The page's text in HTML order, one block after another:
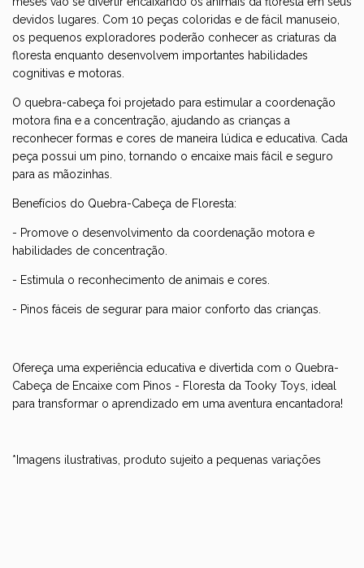
devidos lugares. Com 10 peças coloridas e de fácil manuseio,
os pequenos exploradores poderão conhecer as criaturas da
floresta enquanto desenvolvem importantes habilidades
cognitivas e motoras.
O quebra-cabeça foi projetado para estimular a coordenação
motora fina e a concentração, ajudando as crianças a
reconhecer formas e cores de maneira lúdica e educativa. Cada
peça possui um pino, tornando o encaixe mais fácil e seguro
para as mãozinhas.
Benefícios do Quebra-Cabeça de Floresta:
- Promove o desenvolvimento da coordenação motora e
habilidades de concentração.
- Estimula o reconhecimento de animais e cores.
- Pinos fáceis de segurar para maior conforto das crianças.
Ofereça uma experiência educativa e divertida com o Quebra-
Cabeça de Encaixe com Pinos - Floresta da Tooky Toys, ideal
para transformar o aprendizado em uma aventura encantadora!
*Imagens ilustrativas, produto sujeito a pequenas variações